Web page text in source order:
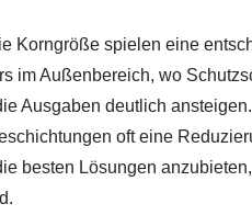
Korngröße spielen eine
im Außenbereich, wo
Ausgaben deutlich
oft eine
besten Lösungen